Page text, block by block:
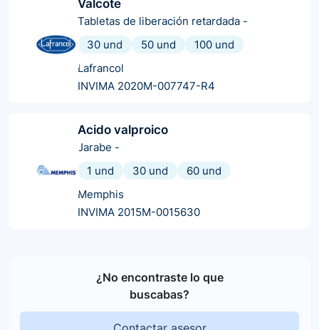
Valcote
Tabletas de liberación retardada -
30 und
50 und
100 und
Lafrancol
INVIMA 2020M-007747-R4
Acido valproico
Jarabe -
1 und
30 und
60 und
Memphis
INVIMA 2015M-0015630
¿No encontraste lo que
buscabas?